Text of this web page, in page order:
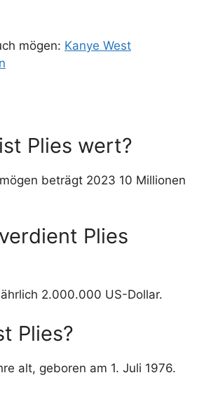
mögen: Kanye West
Plies wert?
beträgt 2023 10 Millionen
Plies
2.000.000 US-Dollar.
Plies?
alt, geboren am 1. Juli 1976.